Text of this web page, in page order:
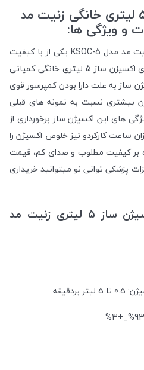
دستگاه اکسیژن ساز 5 لیتری خانگی زنیت مد
دستگاه اکسیژن ساز 5 لیتری زنیت مد مدل KSOC-5 یکی از با کیفیت
ترین و پرقدرت ترین دستگاه های اکسیزن ساز 5 لیتری خانگی کمپانی
ساز به علت دارا بودن کمپرسور قوی
بیشتری نسبت به نمونه های قبلی
های این اکسیژن ساز برخورداری از
ساعت کارکردو نیز خلوص اکسیژن را
بر کیفیت مطلوب و صدای کم، قیمت
پزشکی توانی نو میتوانید خریداری
ویژگی های دستگاه اکسیژن ساز 5 لیتری زنیت مد